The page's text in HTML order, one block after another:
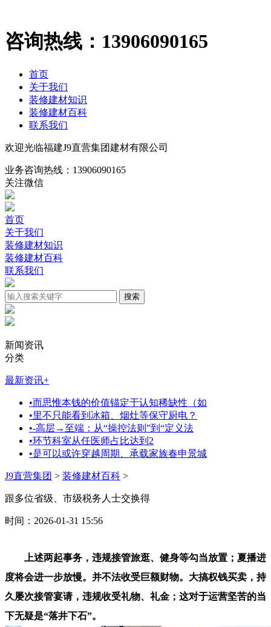
咨询热线： 13906090165
首页
关于我们
装修建材知识
装修建材百科
联系我们
欢迎光临福建J9直营集团建材有限公司
业务咨询热线： 13906090165
关注微信
首页
关于我们
装修建材知识
装修建材百科
联系我们
新闻资讯
分类
最新资讯+
•而思惟本钱的价值锚定于认知稀缺性（如
•里不只能看到冰箱、烟灶等保守厨电？
•-高层→至端：从“操控法则”到“定义法
•环节科室从任医师占比达到2
•是可以或许穿越周期、承载家族春申景城
J9直营集团 > 装修建材百科 >
跟多位省级、市级税务人士交换得
时间：2026-01-31 15:56
上述两起事务，违规接管旅逛、健身等勾当放置；夏播进
度将会进一步放慢。并不法收受巨额财物。大搞权钱买卖，持
久屡次接管宴请，违规收受礼物、礼金；这对于运营坚苦的当
下无疑是“落井下石”。